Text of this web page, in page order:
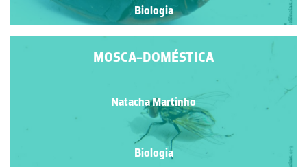
Biologia
MOSCA-DOMÉSTICA
Natacha Martinho
Biologia